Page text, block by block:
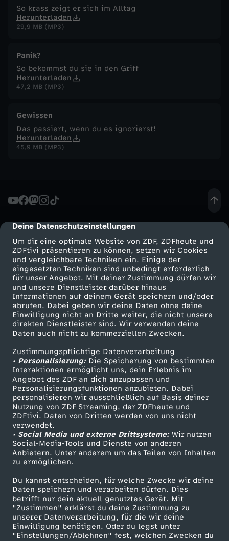
cmp-dialog-description
Deine Datenschutzeinstellungen
Um dir eine optimale Website von ZDF, ZDFheute und
ZDFtivi präsentieren zu können, setzen wir Cookies
und vergleichbare Techniken ein. Einige der
eingesetzten Techniken sind unbedingt erforderlich
für unser Angebot. Mit deiner Zustimmung dürfen wir
und unsere Dienstleister darüber hinaus
Informationen auf deinem Gerät speichern und/oder
abrufen. Dabei geben wir deine Daten ohne deine
Einwilligung nicht an Dritte weiter, die nicht unsere
direkten Dienstleister sind. Wir verwenden deine
Daten auch nicht zu kommerziellen Zwecken.
Zustimmungspflichtige Datenverarbeitung
• Personalisierung:Die Speicherung von bestimmten
Interaktionen ermöglicht uns, dein Erlebnis im
Angebot des ZDF an dich anzupassen und
Personalisierungsfunktionen anzubieten. Dabei
personalisieren wir ausschließlich auf Basis deiner
Nutzung von ZDF Streaming, der ZDFheute und
ZDFtivi. Daten von Dritten werden von uns nicht
verwendet.
• Social Media und externe Drittsysteme:Wir nutzen
Social-Media-Tools und Dienste von anderen
Anbietern. Unter anderem um das Teilen von Inhalten
zu ermöglichen.
Du kannst entscheiden, für welche Zwecke wir deine
Daten speichern und verarbeiten dürfen. Dies
betrifft nur dein aktuell genutztes Gerät. Mit
"Zustimmen" erklärst du deine Zustimmung zu
unserer Datenverarbeitung, für die wir deine
Einwilligung benötigen. Oder du legst unter
"Einstellungen/Ablehnen" fest, welchen Zwecken du
So krass zeigt er sich im Alltag
Herunterladen
29,9 MB (MP3)
Panik?
So bekommst du sie in den Griff
Herunterladen
47,2 MB (MP3)
Gewissen
Das passiert, wenn du es ignorierst!
Herunterladen
45,9 MB (MP3)
Mehr ZDF
ZDF-Apps
Smart TV
ZDFtext
Livestreams
Sendungen A-Z
TV-Programm
Service
ZDFmitreden
Kontakt zum ZDF
Tickets
Zuschauerservice
Hilfe
ZDF Unternehmen
Karriere
ZDF goes Schule
Werbefernsehen
Mainzelmännchen